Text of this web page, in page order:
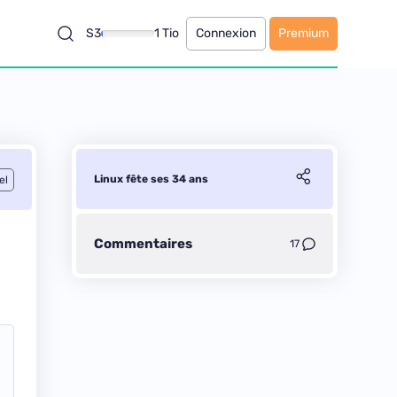
S3 1 Tio Connexion Premium
Linux fête ses 34 ans
Commentaires 17